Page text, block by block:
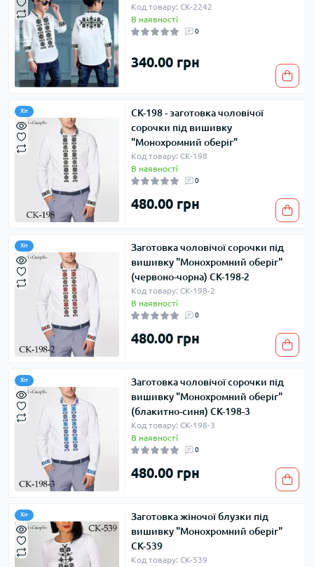
Код товару: СК-2242
В наявності
0
340.00 грн
Хіт
СК-198 - заготовка чоловічої
сорочки під вишивку
"Монохромний оберіг"
Код товару: СК-198
В наявності
0
480.00 грн
Хіт
Заготовка чоловічої сорочки під
вишивку "Монохромний оберіг"
(червоно-чорна) СК-198-2
Код товару: СК-198-2
В наявності
0
480.00 грн
Хіт
Заготовка чоловічої сорочки під
вишивку "Монохромний оберіг"
(блакитно-синя) СК-198-3
Код товару: СК-198-3
В наявності
0
480.00 грн
Хіт
Заготовка жіночої блузки під
вишивку "Монохромний оберіг"
СК-539
Код товару: СК-539